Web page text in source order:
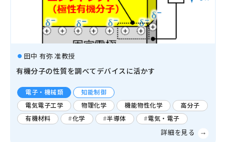
田中 有弥 准教授
有機分子の性質を調べてデバイスに活かす
電子・機械類
知能制御
電気電子工学
物理化学 機能物性化学
高分子
有機材料
化学 半導体 電気・電子